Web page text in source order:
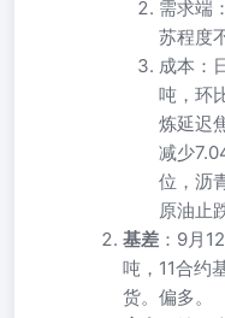
需求端
苏程度
成本：
吨，环
炼延迟
减少
位，沥
原油止
基差 ：9月
吨，11合约
货。偏多。